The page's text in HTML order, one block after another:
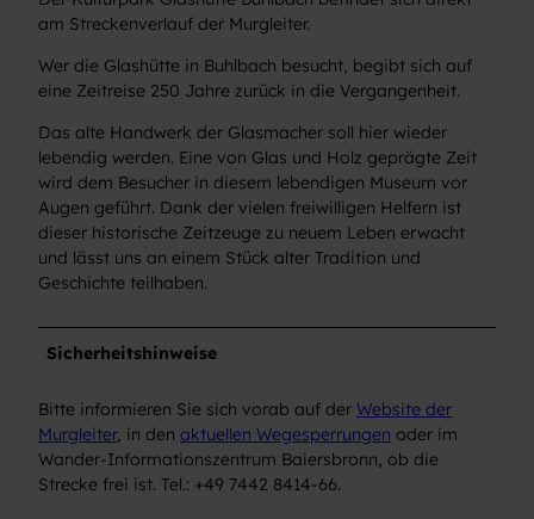
am Streckenverlauf der Murgleiter.
Wer die Glashütte in Buhlbach besucht, begibt sich auf
eine Zeitreise 250 Jahre zurück in die Vergangenheit.
Das alte Handwerk der Glasmacher soll hier wieder
lebendig werden. Eine von Glas und Holz geprägte Zeit
wird dem Besucher in diesem lebendigen Museum vor
Augen geführt. Dank der vielen freiwilligen Helfern ist
dieser historische Zeitzeuge zu neuem Leben erwacht
und lässt uns an einem Stück alter Tradition und
Geschichte teilhaben.
Sicherheitshinweise
Bitte informieren Sie sich vorab auf der Website der
Murgleiter, in den aktuellen Wegesperrungen oder im
Wander-Informationszentrum Baiersbronn, ob die
Strecke frei ist. Tel.: +49 7442 8414-66.